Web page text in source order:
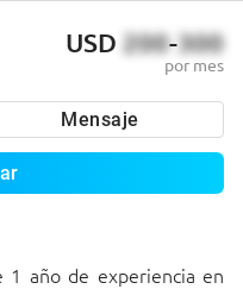
USD 200-300
por mes
Mensaje
1 año de experiencia en